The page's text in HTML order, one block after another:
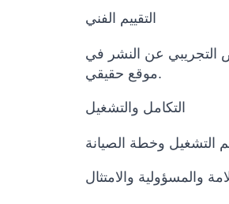
التقييم الفني
التجريبي عن النشر في
موقع حقيقي.
التكامل والتشغيل
والمسؤولية والامتثال